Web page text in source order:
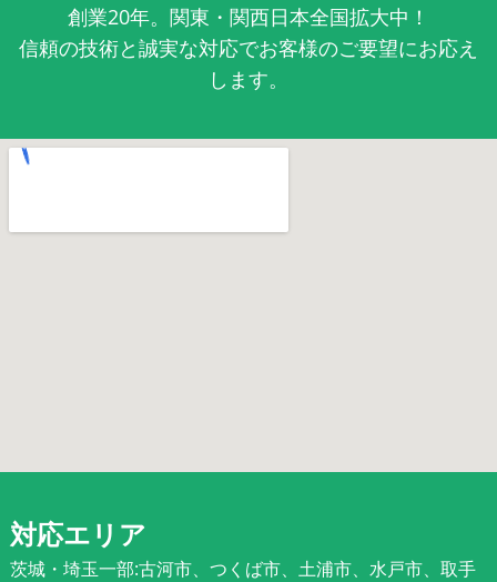
創業20年。関東・関西日本全国拡大中！
信頼の技術と誠実な対応でお客様のご要望にお応え
します。
対応エリア
茨城・埼玉一部:古河市、つくば市、土浦市、水戸市、取手